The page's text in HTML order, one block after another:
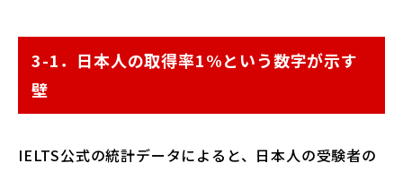
3-1．日本人の取得率1%という数字が示す
壁
IELTS公式の統計データによると、日本人の受験者の